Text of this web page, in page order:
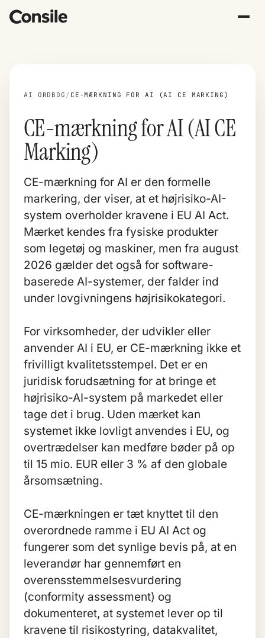
AI ORDBOG / CE-MÆRKNING FOR AI (AI CE MARKING)
CE-mærkning for AI (AI CE
Marking)
CE-mærkning for AI er den formelle
markering, der viser, at et højrisiko-AI-
system overholder kravene i EU AI Act.
Mærket kendes fra fysiske produkter
som legetøj og maskiner, men fra august
2026 gælder det også for software-
baserede AI-systemer, der falder ind
under lovgivningens højrisikokategori.
For virksomheder, der udvikler eller
anvender AI i EU, er CE-mærkning ikke et
frivilligt kvalitetsstempel. Det er en
juridisk forudsætning for at bringe et
højrisiko-AI-system på markedet eller
tage det i brug. Uden mærket kan
systemet ikke lovligt anvendes i EU, og
overtrædelser kan medføre bøder på op
til 15 mio. EUR eller 3 % af den globale
årsomsætning.
CE-mærkningen er tæt knyttet til den
overordnede ramme i EU AI Act og
fungerer som det synlige bevis på, at en
leverandør har gennemført en
overensstemmelsesvurdering
(conformity assessment) og
dokumenteret, at systemet lever op til
kravene til risikostyring, datakvalitet,